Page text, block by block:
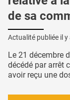
de sa
Actualité publiée il y
Le 21 décembre
décédé par arrêt
avoir reçu une